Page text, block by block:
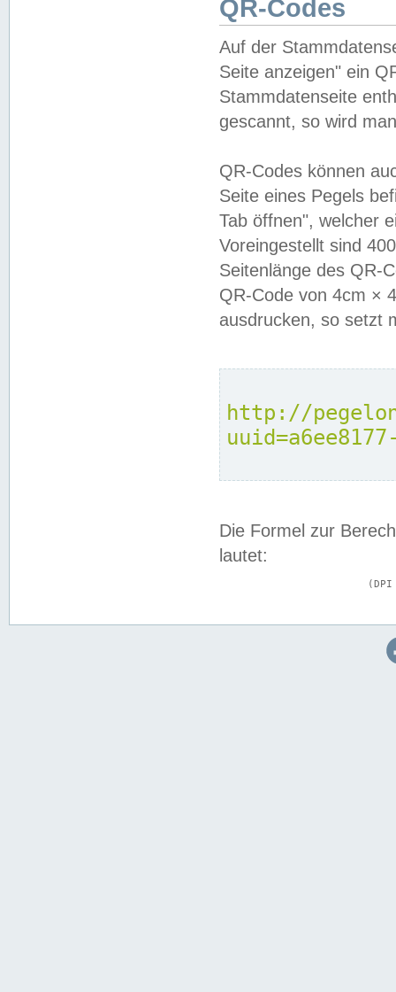
QR-Codes
Auf der
Seite anzeigen" ein
Stammdatenseite
gescannt, so wird
QR-Codes können
Seite eines Pegels
Tab öffnen", welcher
Voreingestellt sind
Seitenlänge des QR-
QR-Code von 4cm ×
ausdrucken, so setzt
http://
Die Formel zur
lautet: